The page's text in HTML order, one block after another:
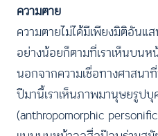
ความตาย
ความตายไม่ได้มีเพียงมิติอันแ
อย่างน้อยก็ตามที่เราเห็นบน
นอกจากความเชื่อทางศาสนา
ปีมานี้เราเห็นภาพมานุษยรูป
(anthropomorphic